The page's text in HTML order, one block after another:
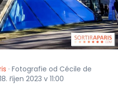
· Fotografie od Cécile de
říjen 2023 v 11:00